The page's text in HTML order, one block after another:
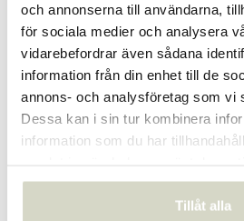
och annonserna till användarna,
för sociala medier och analysera
vidarebefordrar även sådana
information från din enhet till de
annons- och analysföretag som vi
Dessa kan i sin tur kombinera
information som du har
Tillåt alla
Bord
(1)
Mattor
Porslin
(0)
Samling 2020/2021(0)
Samling 2021/2022
Tillägg 2022 kollektion (0)
Tillägg 2023 samling(0)
(0)